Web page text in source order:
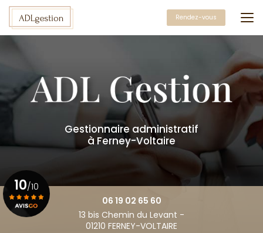
Aller
contenu
principal
Rendez-vous
Gestionnaire administratif
à Ferney-Voltaire
06 19 02 65 60
13 bis Chemin du Levant -
01210 FERNEY-VOLTAIRE
10/10